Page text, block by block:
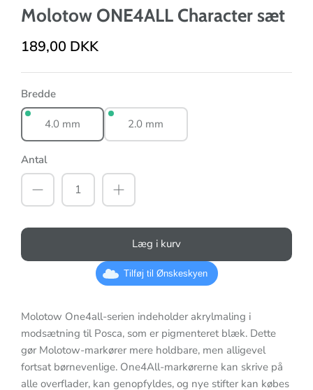
Molotow ONE4ALL Character sæt
189,00 DKK
Bredde
4.0 mm 2.0 mm
Antal
Læg i kurv
Tilføj til Ønskeskyen
Molotow One4all-serien indeholder akrylmaling i
modsætning til Posca, som er pigmenteret blæk. Dette
gør Molotow-markører mere holdbare, men alligevel
fortsat børnevenlige. One4All-markørerne kan skrive på
alle overflader, kan genopfyldes, og nye stifter kan købes